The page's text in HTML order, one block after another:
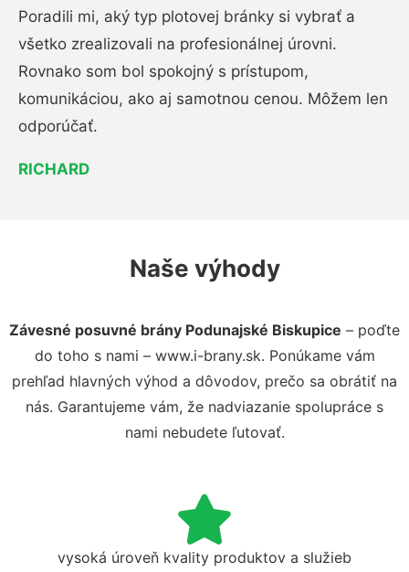
Poradili mi, aký typ plotovej bránky si vybrať a
všetko zrealizovali na profesionálnej úrovni.
Rovnako som bol spokojný s prístupom,
komunikáciou, ako aj samotnou cenou. Môžem len
odporúčať.
RICHARD
Naše výhody
Závesné posuvné brány Podunajské Biskupice – poďte
do toho s nami – www.i-brany.sk. Ponúkame vám
prehľad hlavných výhod a dôvodov, prečo sa obrátiť na
nás. Garantujeme vám, že nadviazanie spolupráce s
nami nebudete ľutovať.
vysoká úroveň kvality produktov a služieb